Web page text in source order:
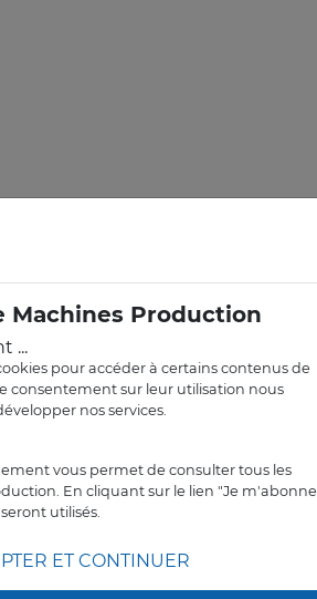
Machines Production
...
pour accéder à certains contenus de
consentement sur leur utilisation nous
nos services.
vous permet de consulter tous les
En cliquant sur le lien "Je
utilisés.
ET CONTINUER